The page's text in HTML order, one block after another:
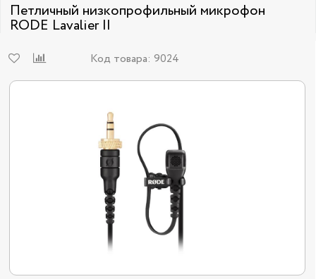
Петличный низкопрофильный микрофон
RODE Lavalier II
Код товара: 9024